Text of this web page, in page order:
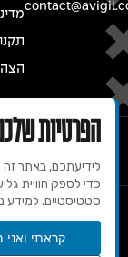
הפרטיות
כדי לספק חוויית
סטטיסטיים. למידע
קראתי